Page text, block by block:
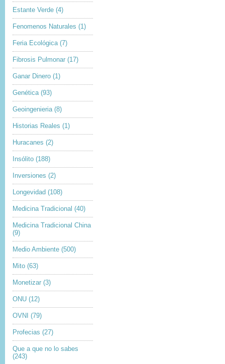
Estante Verde (4)
Fenomenos Naturales (1)
Feria Ecológica (7)
Fibrosis Pulmonar (17)
Ganar Dinero (1)
Genética (93)
Geoingenieria (8)
Historias Reales (1)
Huracanes (2)
Insólito (188)
Inversiones (2)
Longevidad (108)
Medicina Tradicional (40)
Medicina Tradicional China
(9)
Medio Ambiente (500)
Mito (63)
Monetizar (3)
ONU (12)
OVNI (79)
Profecias (27)
Que a que no lo sabes
(243)